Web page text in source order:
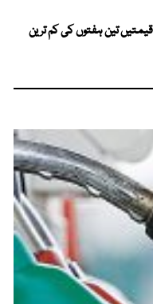
تین ہفتوں کی کم ترین